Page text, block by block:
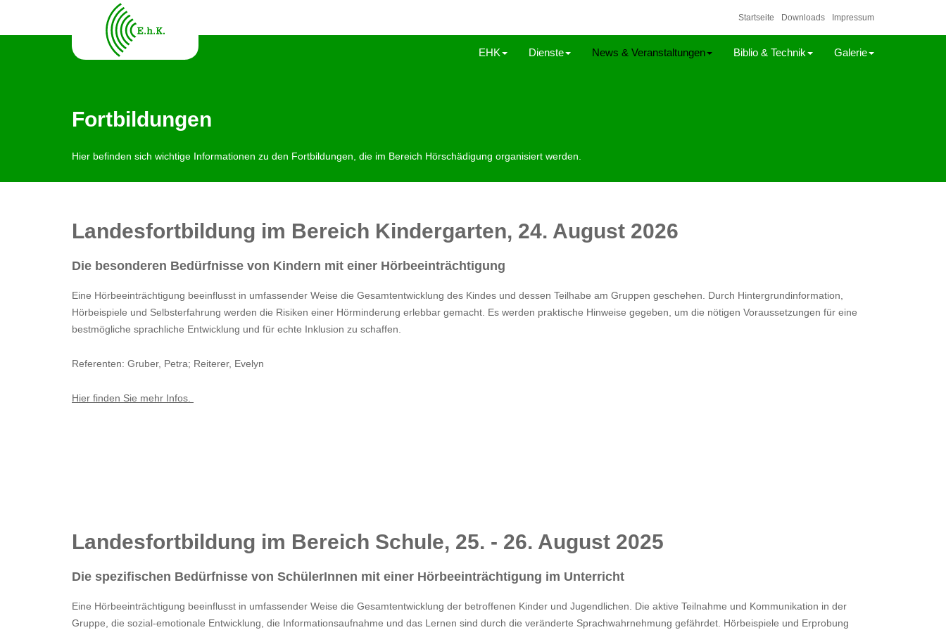
EHK Dienste News & Veranstaltungen Biblio & Technik Galerie
Startseite Downloads Impressum
Fortbildungen
Hier befinden sich wichtige Informationen zu den Fortbildungen, die im Bereich Hörschädigung organisiert werden.
Landesfortbildung im Bereich Kindergarten, 24. August 2026
Die besonderen Bedürfnisse von Kindern mit einer Hörbeeinträchtigung
Eine Hörbeeinträchtigung beeinflusst in umfassender Weise die Gesamtentwicklung des Kindes und dessen Teilhabe am Gruppen geschehen. Durch Hintergrundinformation,
Hörbeispiele und Selbsterfahrung werden die Risiken einer Hörminderung erlebbar gemacht. Es werden praktische Hinweise gegeben, um die nötigen Voraussetzungen für eine
bestmögliche sprachliche Entwicklung und für echte Inklusion zu schaffen.
Referenten: Gruber, Petra; Reiterer, Evelyn
Hier finden Sie mehr Infos.
Landesfortbildung im Bereich Schule, 25. - 26. August 2025
Die spezifischen Bedürfnisse von SchülerInnen mit einer Hörbeeinträchtigung im Unterricht
Eine Hörbeeinträchtigung beeinflusst in umfassender Weise die Gesamtentwicklung der betroffenen Kinder und Jugendlichen. Die aktive Teilnahme und Kommunikation in der
Gruppe, die sozial-emotionale Entwicklung, die Informationsaufnahme und das Lernen sind durch die veränderte Sprachwahrnehmung gefährdet. Hörbeispiele und Erprobung